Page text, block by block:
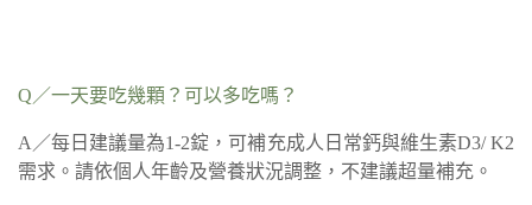
Q／一天要吃幾顆？可以多吃嗎？
A／每日建議量為1-2錠，可補充成人日常鈣與維生素D3/ K2
需求。請依個人年齡及營養狀況調整，不建議超量補充。